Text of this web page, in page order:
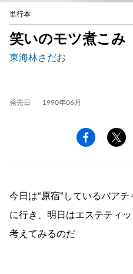
単行本
笑いのモツ煮こみ
東海林さだお
発売日 1990年06月
今日は“原宿”しているバア
に行き、明日はエステティ
考えてみるのだ